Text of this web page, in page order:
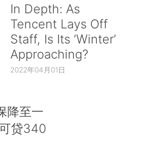
In Depth: As
Tencent Lays Off
Staff, Is Its ‘Winter’
Approaching?
2022年04月01日
降至一
贷340